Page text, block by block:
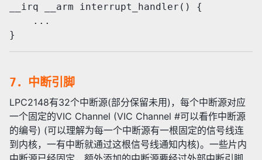
__irq __arm interrupt_handler() {
    ...
7．中断引脚
LPC2148有32个中断源(部分保留未用)，每个中断源对应
一个固定的VIC Channel (VIC Channel #可以看作中断源
的编号) (可以理解为每一个中断源有一根固定的信号线连
到内核，一有中断就通过这根信号线通知内核)。一些片内